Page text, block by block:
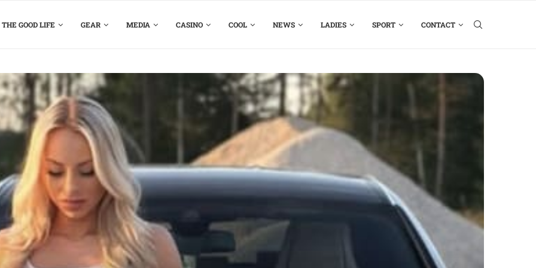
THE GOOD LIFE GEAR MEDIA CASINO COOL NEWS LADIES SPORT CONTACT